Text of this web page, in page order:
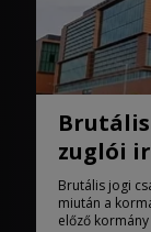
zuglói
Brutális jogi
miután a
előző